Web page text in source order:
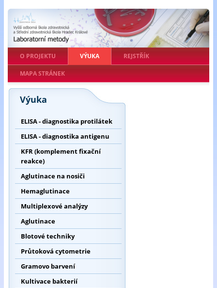
O PROJEKTU VÝUKA REJSTŘÍK
MAPA STRÁNEK
Výuka
ELISA - diagnostika protilátek
ELISA - diagnostika antigenu
KFR (komplement fixační
reakce)
Aglutinace na nosiči
Hemaglutinace
Multiplexové analýzy
Aglutinace
Blotové techniky
Průtoková cytometrie
Gramovo barvení
Kultivace bakterií